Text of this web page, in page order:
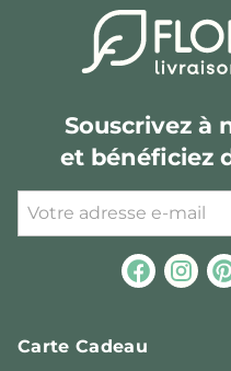
Souscrivez à
et bénéficiez
Carte Cadeau